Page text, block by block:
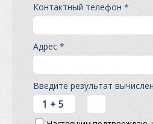
Контактный телефон *
Адрес *
Введите результат